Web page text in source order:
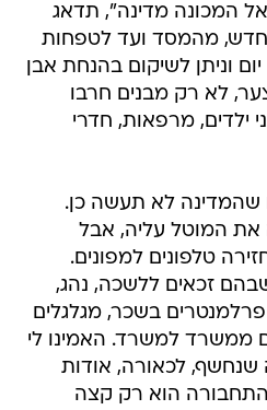
המכונה מדינה", תדאג
מהמסד ועד לטפחות
וניתן לשיקום בהנחת אבן
לא רק מבנים חרבו
ילדים, מרפאות, חדרי
שהמדינה לא תעשה כן.
את המוטל עליה, אבל
טלפונים למפונים.
זכאים ללשכה, נהג,
פרלמנטרים בשכר, מגלגלים
ממשרד למשרד. האמינו לי
לכאורה, אודות
הוא רק קצה